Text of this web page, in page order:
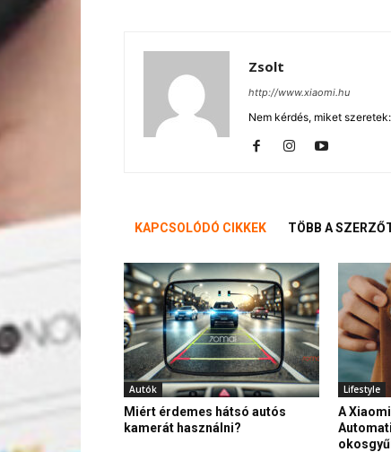
Zsolt
http://www.xiaomi.hu
Nem kérdés, miket
KAPCSOLÓDÓ CIKKEK TÖBB A
Autók
Miért érdemes hátsó autós
kamerát használni?
Lifestyle
A